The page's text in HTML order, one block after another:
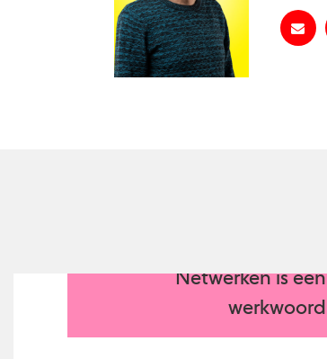
Netwerken is een
werkwoord